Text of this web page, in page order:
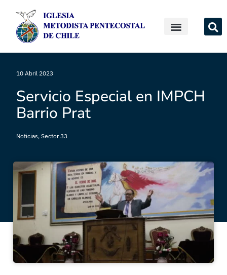
10 Abril 2023
Servicio Especial en IMPCH
Barrio Prat
Noticias, Sector 33